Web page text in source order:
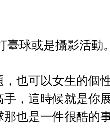
球或是攝影活動。
也可以女生的個
，這時候就是你
也是一件很酷的事